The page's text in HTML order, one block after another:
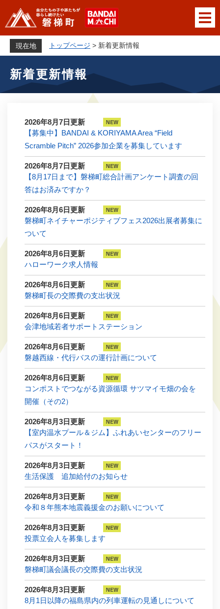
ジ
メニューを飛ばして本文へ
現在地 トップページ > 新着更新情報
新着更新情報
2026年8月7日更新
【募集中】BANDAI & KORIYAMA Area “Field
Scramble Pitch” 2026参加企業を募集しています
2026年8月7日更新
【8月17日まで】磐梯町総合計画アンケート調査の回
答はお済みですか？
2026年8月6日更新
磐梯町ネイチャーポジティブフェス2026出展者募集に
ついて
2026年8月6日更新
ハローワーク求人情報
2026年8月6日更新
磐梯町長の交際費の支出状況
2026年8月6日更新
会津地域若者サポートステーション
2026年8月6日更新
磐越西線・代行バスの運行計画について
2026年8月6日更新
コンポストでつながる資源循環 サツマイモ畑の会を
開催（その2）
2026年8月3日更新
【室内温水プール＆ジム】ふれあいセンターのフリー
パスがスタート！
2026年8月3日更新
生活保護 追加給付のお知らせ
2026年8月3日更新
令和８年熊本地震義援金のお願いについて
2026年8月3日更新
投票立会人を募集します
2026年8月3日更新
磐梯町議会議長の交際費の支出状況
2026年8月3日更新
8月1日以降の福島県内の列車運転の見通しについて